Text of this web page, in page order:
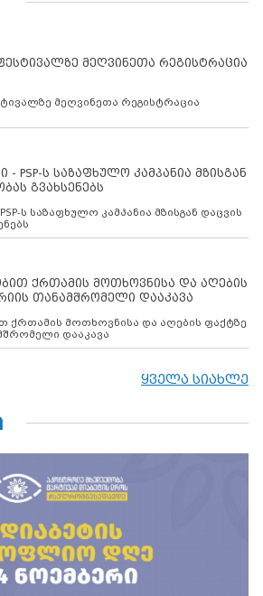
მეღვინეთა რეგისტრაცია
მეღვინეთა რეგისტრაცია
- PSP-ს საზაფხულო კამპანია მზისგან
გვახსენებს
ს საზაფხულო კამპანია მზისგან დაცვის
ქრთამის მოთხოვნისა და აღების
თანამშრომელი დააკავა
დააკავა
ყველა სიახლე